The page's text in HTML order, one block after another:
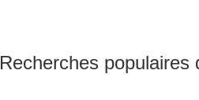
Recherches populaires